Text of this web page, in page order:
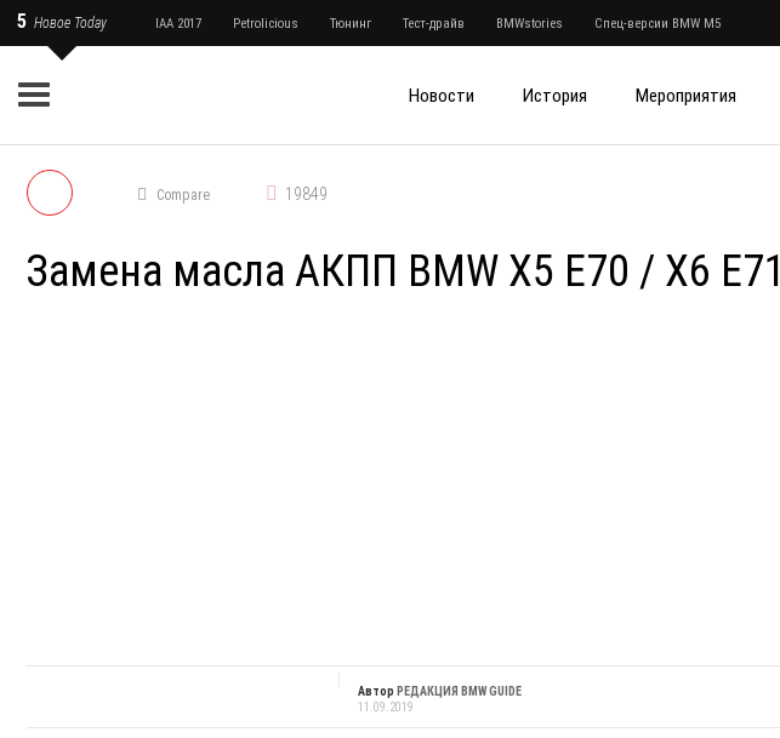
5 Новое Today IAA 2017 Petrolicious Тюнинг Тест-драйв BMWstories Спец-версии BMW M5
Новости История Мероприятия
Compare 19849
Замена масла АКПП BMW X5 E70 / X6 E71
Автор РЕДАКЦИЯ BMW GUIDE
11.09.2019